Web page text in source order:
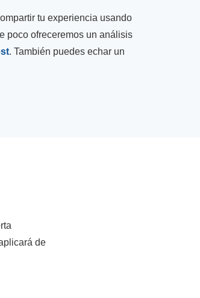
tu experiencia usando
poco ofreceremos un análisis
. También puedes echar un
de